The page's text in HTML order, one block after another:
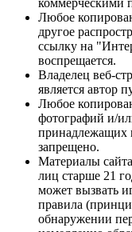
Любое
другое
ссылку на
воспрещается.
Владелец веб-
является автор
Любое
фотографий и/
принадлежащих
запрещено.
Материалы
лиц старше 21
может вызвать
правила
обнаружении